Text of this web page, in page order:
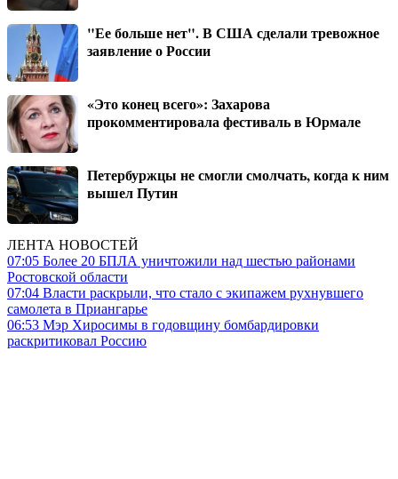
"Ее больше нет". В США сделали тревожное
заявление о России
«Это конец всего»: Захарова
прокомментировала фестиваль в Юрмале
Петербуржцы не смогли смолчать, когда к ним
вышел Путин
ЛЕНТА НОВОСТЕЙ
07:05 Более 20 БПЛА уничтожили над шестью районами
Ростовской области
07:04 Власти раскрыли, что стало с экипажем рухнувшего
самолета в Приангарье
06:53 Мэр Хиросимы в годовщину бомбардировки
раскритиковал Россию